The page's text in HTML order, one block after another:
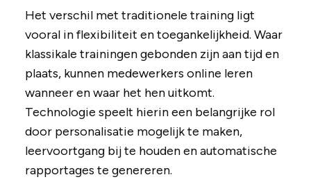
Het verschil met traditionele training ligt
vooral in flexibiliteit en toegankelijkheid. Waar
klassikale trainingen gebonden zijn aan tijd en
plaats, kunnen medewerkers online leren
wanneer en waar het hen uitkomt.
Technologie speelt hierin een belangrijke rol
door personalisatie mogelijk te maken,
leervoortgang bij te houden en automatische
rapportages te genereren.